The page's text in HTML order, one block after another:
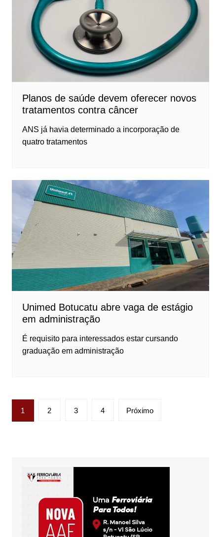
Planos de saúde devem oferecer novos
tratamentos contra câncer
ANS já havia determinado a incorporação de
quatro tratamentos
Unimed Botucatu abre vaga de estágio
em administração
É requisito para interessados estar cursando
graduação em administração
Paginação
de
1 2 3 4 Próximo